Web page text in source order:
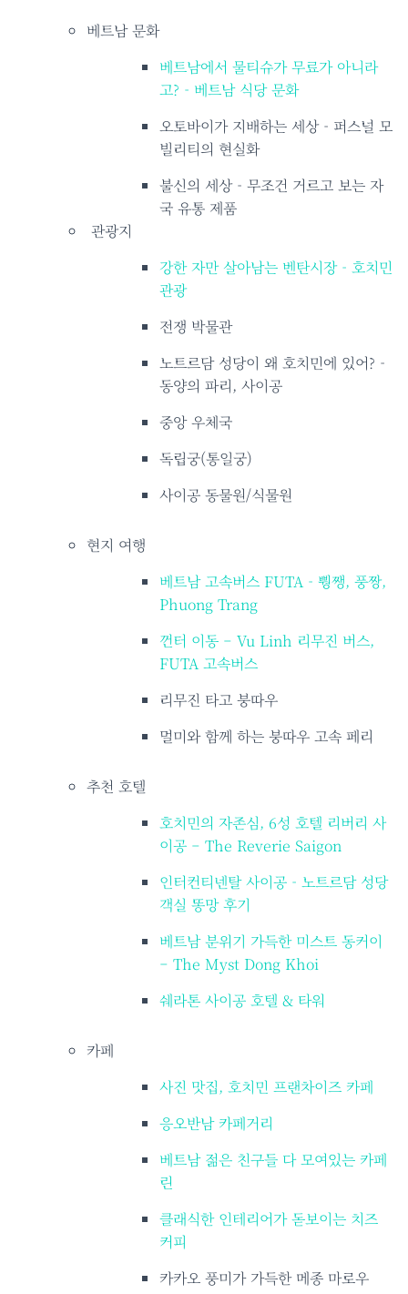
베트남 문화
베트남에서 물티슈가 무료가 아니라
고? - 베트남 식당 문화
오토바이가 지배하는 세상 - 퍼스널 모
빌리티의 현실화
불신의 세상 - 무조건 거르고 보는 자
국 유통 제품
관광지
강한 자만 살아남는 벤탄시장 - 호치민
관광
전쟁 박물관
노트르담 성당이 왜 호치민에 있어? -
동양의 파리, 사이공
중앙 우체국
독립궁(통일궁)
사이공 동물원/식물원
현지 여행
베트남 고속버스 FUTA - 뿽쨍, 풍짱,
Phuong Trang
껀터 이동 – Vu Linh 리무진 버스,
FUTA 고속버스
리무진 타고 붕따우
멀미와 함께 하는 붕따우 고속 페리
추천 호텔
호치민의 자존심, 6성 호텔 리버리 사
이공 – The Reverie Saigon
인터컨티넨탈 사이공 - 노트르담 성당
객실 똥망 후기
베트남 분위기 가득한 미스트 동커이
– The Myst Dong Khoi
쉐라톤 사이공 호텔 & 타워
카페
사진 맛집, 호치민 프랜차이즈 카페
응오반남 카페거리
베트남 젊은 친구들 다 모여있는 카페
린
클래식한 인테리어가 돋보이는 치즈
커피
카카오 풍미가 가득한 메종 마로우